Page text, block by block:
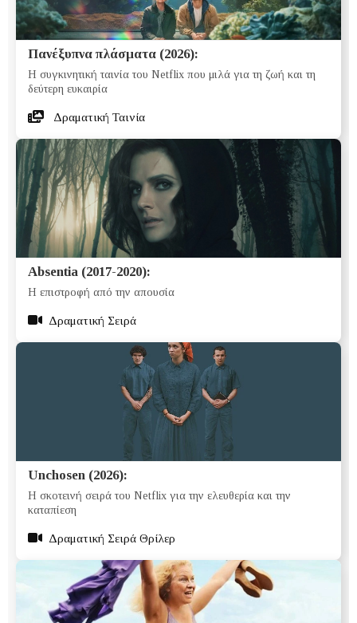
Πανέξυπνα πλάσματα (2026):
Η συγκινητική ταινία του Netflix που μιλά για τη ζωή και τη
δεύτερη ευκαιρία
Δραματική Ταινία
Absentia (2017-2020):
Η επιστροφή από την απουσία
Δραματική Σειρά
Unchosen (2026):
Η σκοτεινή σειρά του Netflix για την ελευθερία και την
καταπίεση
Δραματική Σειρά Θρίλερ